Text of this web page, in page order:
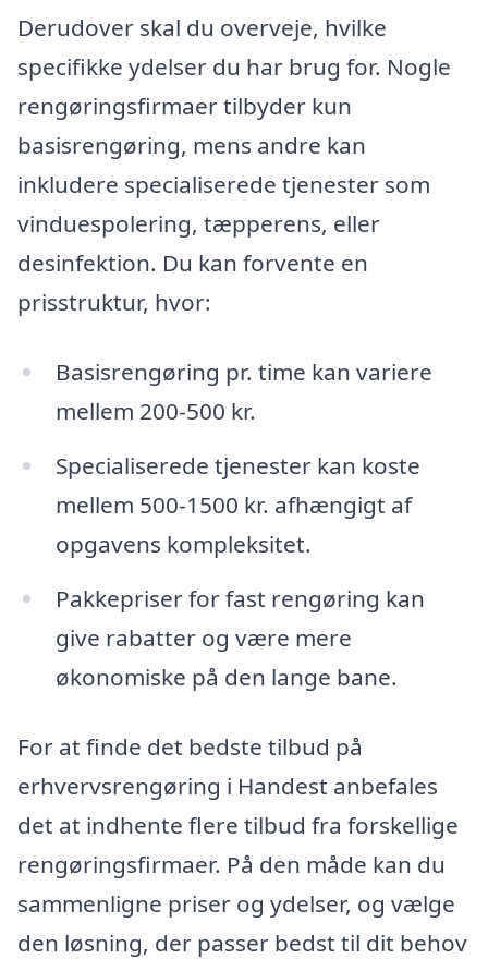
Derudover skal du overveje, hvilke
specifikke ydelser du har brug for. Nogle
rengøringsfirmaer tilbyder kun
basisrengøring, mens andre kan
inkludere specialiserede tjenester som
vinduespolering, tæpperens, eller
desinfektion. Du kan forvente en
prisstruktur, hvor:
Basisrengøring pr. time kan variere
mellem 200-500 kr.
Specialiserede tjenester kan koste
mellem 500-1500 kr. afhængigt af
opgavens kompleksitet.
Pakkepriser for fast rengøring kan
give rabatter og være mere
økonomiske på den lange bane.
For at finde det bedste tilbud på
erhvervsrengøring i Handest anbefales
det at indhente flere tilbud fra forskellige
rengøringsfirmaer. På den måde kan du
sammenligne priser og ydelser, og vælge
den løsning, der passer bedst til dit behov